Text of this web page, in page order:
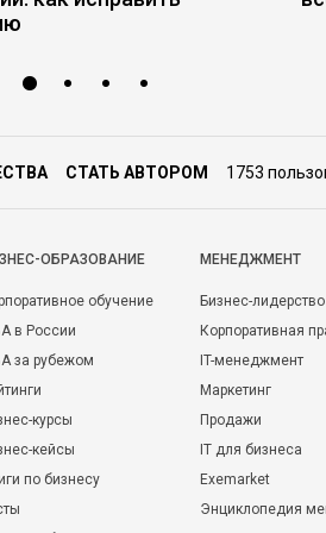
СТАТЬ АВТОРОМ 1753
ОБРАЗОВАНИЕ
обучение
в России
за рубежом
курсы
кейсы
по бизнесу
МЕНЕДЖМЕНТ
Бизнес-лидерство
Корпоративная
IT-менеджмент
Маркетинг
Продажи
IT для бизнеса
Exemarket
Энциклопедия